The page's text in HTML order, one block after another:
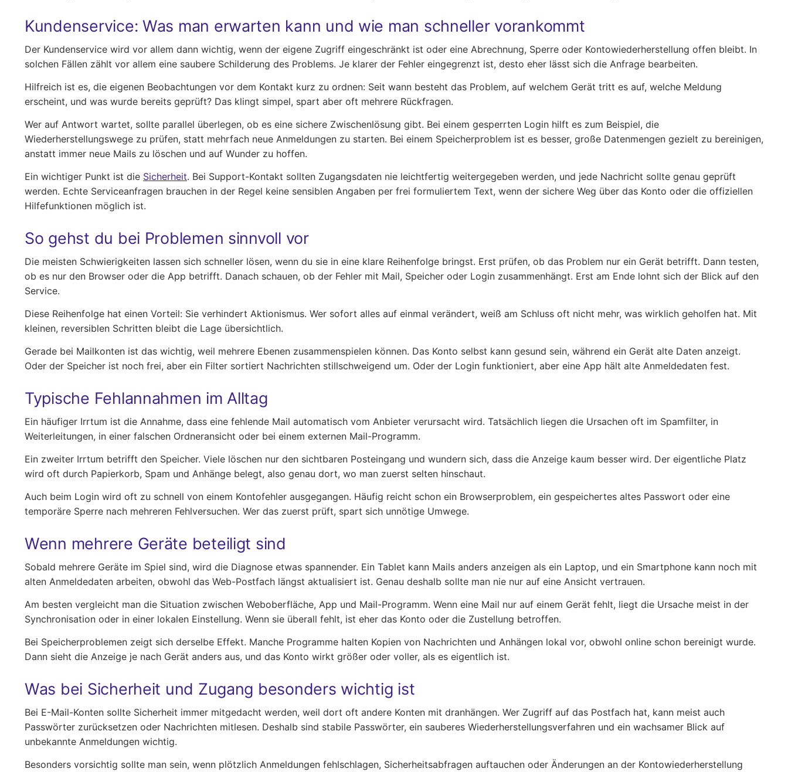
Kundenservice: Was man erwarten kann und wie man schneller vorankommt
Der Kundenservice wird vor allem dann wichtig, wenn der eigene Zugriff eingeschränkt ist oder eine Abrechnung, Sperre oder Kontowiederherstellung offen bleibt. In
solchen Fällen zählt vor allem eine saubere Schilderung des Problems. Je klarer der Fehler eingegrenzt ist, desto eher lässt sich die Anfrage bearbeiten.
Hilfreich ist es, die eigenen Beobachtungen vor dem Kontakt kurz zu ordnen: Seit wann besteht das Problem, auf welchem Gerät tritt es auf, welche Meldung
erscheint, und was wurde bereits geprüft? Das klingt simpel, spart aber oft mehrere Rückfragen.
Wer auf Antwort wartet, sollte parallel überlegen, ob es eine sichere Zwischenlösung gibt. Bei einem gesperrten Login hilft es zum Beispiel, die
Wiederherstellungswege zu prüfen, statt mehrfach neue Anmeldungen zu starten. Bei einem Speicherproblem ist es besser, große Datenmengen gezielt zu bereinigen,
anstatt immer neue Mails zu löschen und auf Wunder zu hoffen.
Ein wichtiger Punkt ist die Sicherheit. Bei Support-Kontakt sollten Zugangsdaten nie leichtfertig weitergegeben werden, und jede Nachricht sollte genau geprüft
werden. Echte Serviceanfragen brauchen in der Regel keine sensiblen Angaben per frei formuliertem Text, wenn der sichere Weg über das Konto oder die offiziellen
Hilfefunktionen möglich ist.
So gehst du bei Problemen sinnvoll vor
Die meisten Schwierigkeiten lassen sich schneller lösen, wenn du sie in eine klare Reihenfolge bringst. Erst prüfen, ob das Problem nur ein Gerät betrifft. Dann testen,
ob es nur den Browser oder die App betrifft. Danach schauen, ob der Fehler mit Mail, Speicher oder Login zusammenhängt. Erst am Ende lohnt sich der Blick auf den
Service.
Diese Reihenfolge hat einen Vorteil: Sie verhindert Aktionismus. Wer sofort alles auf einmal verändert, weiß am Schluss oft nicht mehr, was wirklich geholfen hat. Mit
kleinen, reversiblen Schritten bleibt die Lage übersichtlich.
Gerade bei Mailkonten ist das wichtig, weil mehrere Ebenen zusammenspielen können. Das Konto selbst kann gesund sein, während ein Gerät alte Daten anzeigt.
Oder der Speicher ist noch frei, aber ein Filter sortiert Nachrichten stillschweigend um. Oder der Login funktioniert, aber eine App hält alte Anmeldedaten fest.
Typische Fehlannahmen im Alltag
Ein häufiger Irrtum ist die Annahme, dass eine fehlende Mail automatisch vom Anbieter verursacht wird. Tatsächlich liegen die Ursachen oft im Spamfilter, in
Weiterleitungen, in einer falschen Ordneransicht oder bei einem externen Mail-Programm.
Ein zweiter Irrtum betrifft den Speicher. Viele löschen nur den sichtbaren Posteingang und wundern sich, dass die Anzeige kaum besser wird. Der eigentliche Platz
wird oft durch Papierkorb, Spam und Anhänge belegt, also genau dort, wo man zuerst selten hinschaut.
Auch beim Login wird oft zu schnell von einem Kontofehler ausgegangen. Häufig reicht schon ein Browserproblem, ein gespeichertes altes Passwort oder eine
temporäre Sperre nach mehreren Fehlversuchen. Wer das zuerst prüft, spart sich unnötige Umwege.
Wenn mehrere Geräte beteiligt sind
Sobald mehrere Geräte im Spiel sind, wird die Diagnose etwas spannender. Ein Tablet kann Mails anders anzeigen als ein Laptop, und ein Smartphone kann noch mit
alten Anmeldedaten arbeiten, obwohl das Web-Postfach längst aktualisiert ist. Genau deshalb sollte man nie nur auf eine Ansicht vertrauen.
Am besten vergleicht man die Situation zwischen Weboberfläche, App und Mail-Programm. Wenn eine Mail nur auf einem Gerät fehlt, liegt die Ursache meist in der
Synchronisation oder in einer lokalen Einstellung. Wenn sie überall fehlt, ist eher das Konto oder die Zustellung betroffen.
Bei Speicherproblemen zeigt sich derselbe Effekt. Manche Programme halten Kopien von Nachrichten und Anhängen lokal vor, obwohl online schon bereinigt wurde.
Dann sieht die Anzeige je nach Gerät anders aus, und das Konto wirkt größer oder voller, als es eigentlich ist.
Was bei Sicherheit und Zugang besonders wichtig ist
Bei E-Mail-Konten sollte Sicherheit immer mitgedacht werden, weil dort oft andere Konten mit dranhängen. Wer Zugriff auf das Postfach hat, kann meist auch
Passwörter zurücksetzen oder Nachrichten mitlesen. Deshalb sind stabile Passwörter, ein sauberes Wiederherstellungsverfahren und ein wachsamer Blick auf
unbekannte Anmeldungen wichtig.
Besonders vorsichtig sollte man sein, wenn plötzlich Anmeldungen fehlschlagen, Sicherheitsabfragen auftauchen oder Änderungen an der Kontowiederherstellung